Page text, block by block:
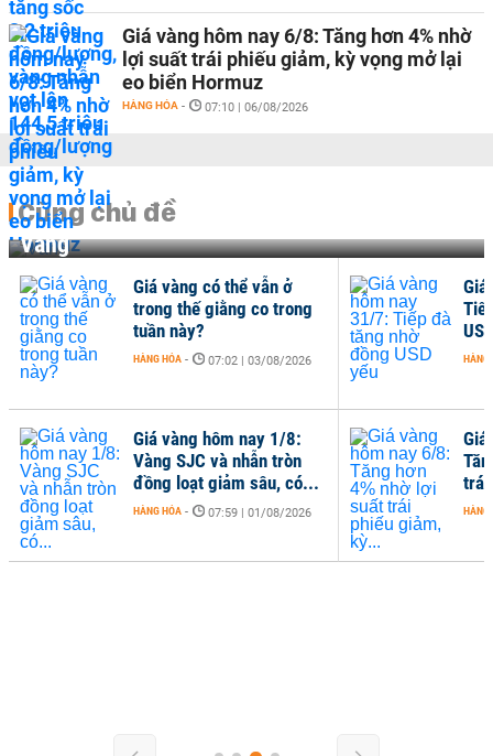
Giá vàng hôm nay 6/8: Tăng hơn 4% nhờ
lợi suất trái phiếu giảm, kỳ vọng mở lại
eo biển Hormuz
HÀNG HÓA - 07:10 | 06/08/2026
Cùng chủ đề
Vàng
trái
HÀNG
Giá vàng có thể vẫn ở
trong thế giằng co trong
tuần này?
HÀNG HÓA - 07:02 | 03/08/2026
Giá vàng hôm nay 1/8:
Vàng SJC và nhẫn tròn
đồng loạt giảm sâu, có...
HÀNG HÓA - 07:59 | 01/08/2026
HÀNG